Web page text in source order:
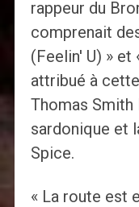
rappeur du
comprenait
(Feelin' U) » et
attribué à
Thomas
sardonique et
Spice.
« La route est